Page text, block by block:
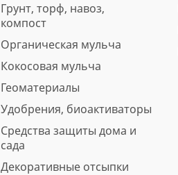
Грунт, торф, навоз,
компост
Органическая мульча
Кокосовая мульча
Геоматериалы
Удобрения, биоактиваторы
Средства защиты дома и
сада
Декоративные отсыпки